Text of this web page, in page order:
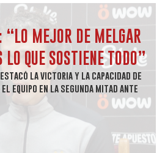
“LO MEJOR DE MELGAR
LO QUE SOSTIENE TODO”
la victoria y la capacidad de
equipo en la segunda mitad ante